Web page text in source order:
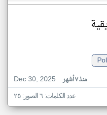
Dec 30, 2025
منذ ٧ أشهر
عدد الكلمات: ٦ الصور: ٢٥